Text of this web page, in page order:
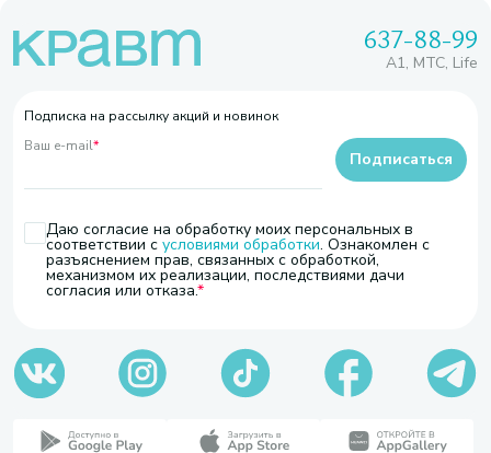
637-88-99
A1, МТС, Life
Подписка на рассылку акций и новинок
Ваш e-mail*
Даю согласие на обработку моих персональных в
соответствии с условиями обработки. Ознакомлен с
разъяснением прав, связанных с обработкой,
механизмом их реализации, последствиями дачи
согласия или отказа.
Подписаться